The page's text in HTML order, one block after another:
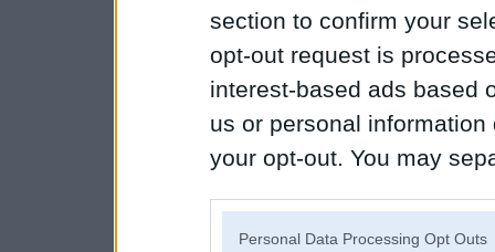
section to confirm your
opt-out request is
interest-based ads based
us or personal
your opt-out. You may
Personal Data Processing Opt Outs